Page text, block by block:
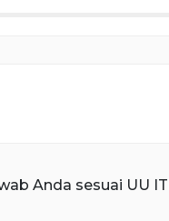
Anda sesuai UU